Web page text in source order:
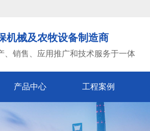
机械及农牧设备制造商
、销售、应用推广和技术服务于一体
产品中心 工程案例